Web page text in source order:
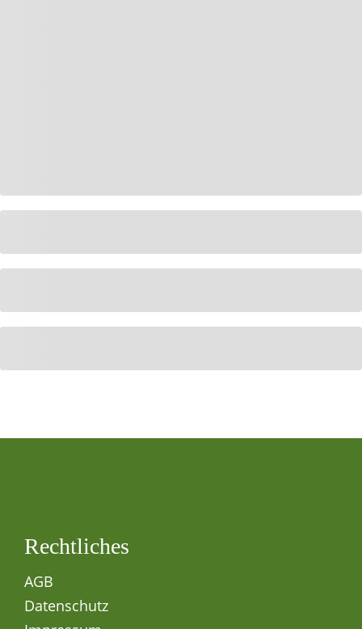
Rechtliches
AGB
Datenschutz